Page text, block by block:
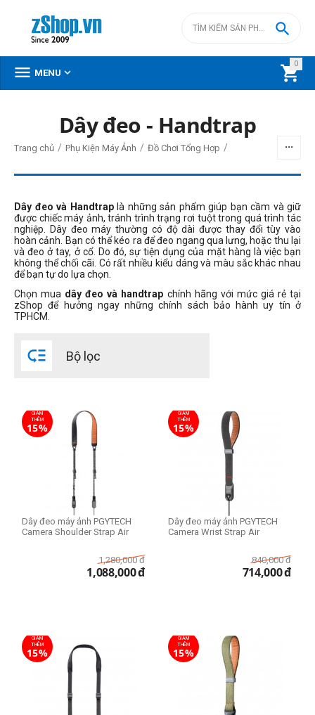
0


 MENU 
840000đ 2990000 đ
Thương hiệu
Peak Design
PGYTECH
Dây đeo - Handtrap
Trang chủ / Phụ Kiện Máy Ảnh / Đồ Chơi Tổng Hợp /
Dây đeo và Handtraplà những sản phẩm giúp bạn cầm và giữ
được chiếc máy ảnh, tránh trình trạng rơi tuột trong quá trình tác
nghiệp. Dây đeo máy thường có độ dài được thay đổi tùy vào
hoàn cảnh. Bạn có thể kéo ra để đeo ngang qua lưng, hoặc thu lại
và đeo ở tay, ở cổ. Do đó, sự tiện dụng của mặt hàng là việc bạn
không thể chối cãi. Có rất nhiều kiểu dáng và màu sắc khác nhau
để bạn tự do lựa chọn.
Chọn mua dây đeo và handtrap chính hãng với mức giá rẻ tại
zShop để hưởng ngay những chính sách bảo hành uy tín ở
TPHCM.
 Bộ lọc
GIẢM
THÊM
15%
Dây đeo máy ảnh PGYTECH
Camera Shoulder Strap Air
1,280,000 đ
1,088,000đ
GIẢM
THÊM
15%
Dây đeo máy ảnh PGYTECH
Camera Wrist Strap Air
840,000 đ
714,000đ
GIẢM
THÊM
15%
GIẢM
THÊM
15%